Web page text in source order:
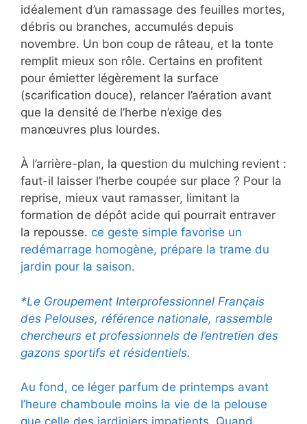
idéalement d’un ramassage des feuilles mortes,
débris ou branches, accumulés depuis
novembre. Un bon coup de râteau, et la tonte
remplit mieux son rôle. Certains en profitent
pour émietter légèrement la surface
(scarification douce), relancer l’aération avant
que la densité de l’herbe n’exige des
manœuvres plus lourdes.
À l’arrière-plan, la question du mulching revient :
faut-il laisser l’herbe coupée sur place ? Pour la
reprise, mieux vaut ramasser, limitant la
formation de dépôt acide qui pourrait entraver
la repousse. ce geste simple favorise un
redémarrage homogène, prépare la trame du
jardin pour la saison.
*Le Groupement Interprofessionnel Français
des Pelouses, référence nationale, rassemble
chercheurs et professionnels de l’entretien des
gazons sportifs et résidentiels.
Au fond, ce léger parfum de printemps avant
l’heure chamboule moins la vie de la pelouse